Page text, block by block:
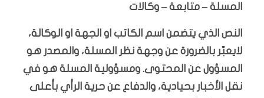
المسلة – متابعة – وكالات
النص الذي يتضمن اسم الكاتب او الجهة او الوكالة،
لايعبّر بالضرورة عن وجهة نظر المسلة، والمصدر هو
المسؤول عن المحتوى. ومسؤولية المسلة هو في
نقل الأخبار بحيادية، والدفاع عن حرية الرأي بأعلى